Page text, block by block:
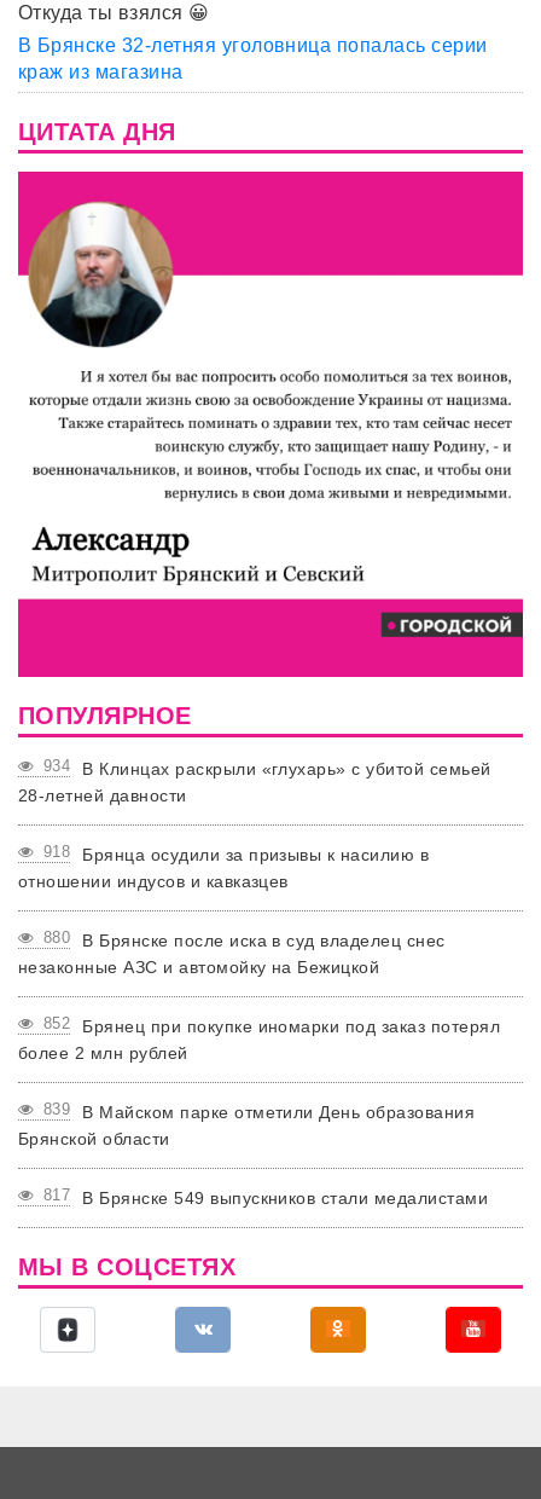
Откуда ты взялся 😀
В Брянске 32-летняя уголовница попалась серии
краж из магазина
ЦИТАТА ДНЯ
ПОПУЛЯРНОЕ
934
В Клинцах раскрыли «глухарь» с убитой семьей
28-летней давности
918
Брянца осудили за призывы к насилию в
отношении индусов и кавказцев
880
В Брянске после иска в суд владелец снес
незаконные АЗС и автомойку на Бежицкой
852
Брянец при покупке иномарки под заказ потерял
более 2 млн рублей
839
В Майском парке отметили День образования
Брянской области
817 В Брянске 549 выпускников стали медалистами
МЫ В СОЦСЕТЯХ